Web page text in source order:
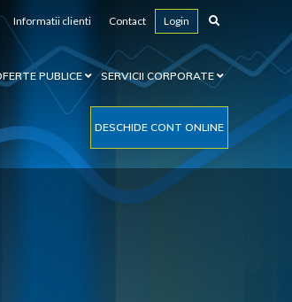
Informatii clienti Contact Login
PUBLICE SERVICII CORPORATE
DESCHIDE CONT ONLINE